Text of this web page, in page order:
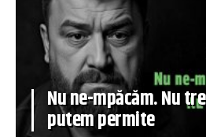
Nu ne-mpăcăm. Nu
putem permite